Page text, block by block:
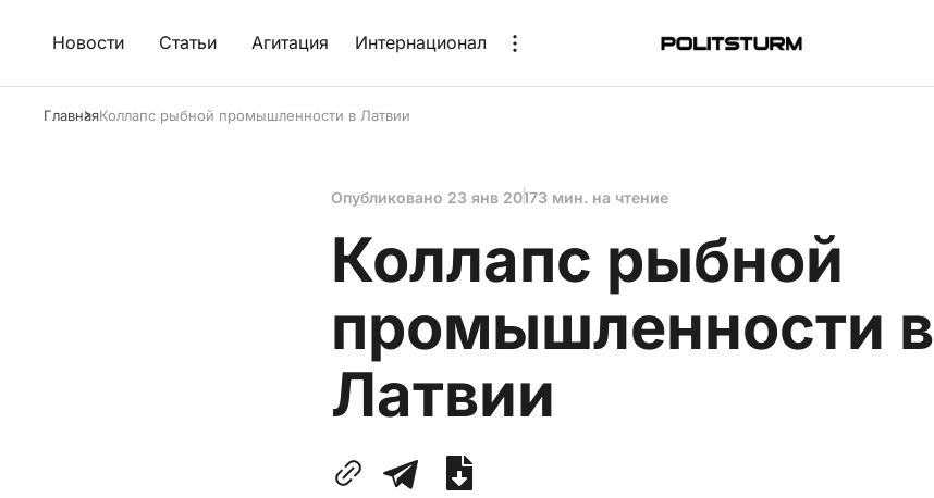
Новости Статьи Агитация Интернационал
ГлавнаяКоллапс рыбной промышленности в Латвии
Опубликовано 23 янв 20173 мин. на чтение
Коллапс рыбной
промышленности в
Латвии